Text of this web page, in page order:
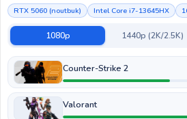
RTX 5060 (noutbuk) Intel Core i7-13645HX
1080p 1440p (2K/2.5K)
Counter-Strike 2
Valorant